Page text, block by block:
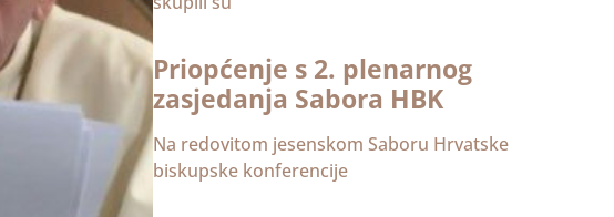
Priopćenje s 2. plenarnog
zasjedanja Sabora HBK
Na redovitom jesenskom Saboru Hrvatske
biskupske konferencije